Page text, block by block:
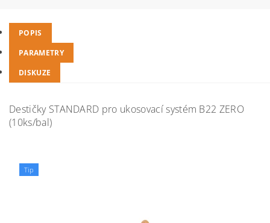
POPIS
PARAMETRY
DISKUZE
Destičky STANDARD pro ukosovací systém B22 ZERO
(10ks/bal)
Tip